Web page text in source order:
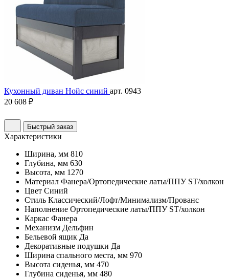
Кухонный диван Нойс синий арт. 0943
20 608 ₽
Быстрый заказ
Характеристики
Ширина, мм 810
Глубина, мм 630
Высота, мм 1270
Материал Фанера/Ортопедические латы/ППУ ST/холкон
Цвет Синий
Стиль Классический/Лофт/Минимализм/Прованс
Наполнение Ортопедические латы/ППУ ST/холкон
Каркас Фанера
Механизм Дельфин
Бельевой ящик Да
Декоративные подушки Да
Ширина спального места, мм 970
Высота сиденья, мм 470
Глубина сиденья, мм 480